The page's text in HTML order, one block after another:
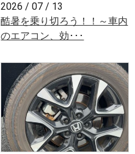
2026 / 07 / 13
酷暑を乗り切ろう！！～車内
のエアコン、効･･･